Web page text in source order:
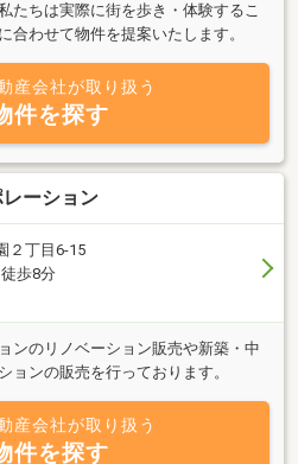
たちは実際に街を歩き・体験するこ
合わせて物件を提案いたします。
産会社が取り扱う
件を探す
ーション
２丁目6-15
歩8分
ンのリノベーション販売や新築・中
ョンの販売を行っております。
産会社が取り扱う
件を探す